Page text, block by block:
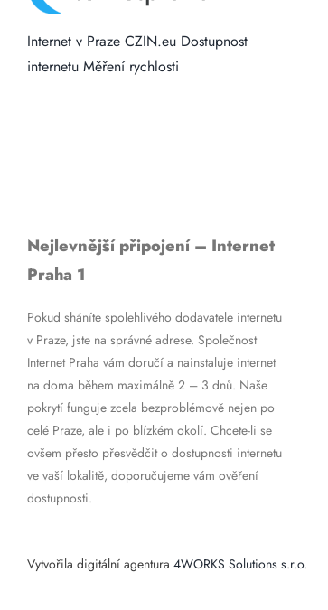
Internet v Praze CZIN.eu Dostupnost
internetu Měření rychlosti
Nejlevnější připojení – Internet
Praha 1
Pokud sháníte spolehlivého dodavatele internetu
v Praze, jste na správné adrese. Společnost
Internet Praha vám doručí a nainstaluje internet
na doma během maximálně 2 – 3 dnů. Naše
pokrytí funguje zcela bezproblémově nejen po
celé Praze, ale i po blízkém okolí. Chcete-li se
ovšem přesto přesvědčit o dostupnosti internetu
ve vaší lokalitě, doporučujeme vám ověření
dostupnosti.
Vytvořila digitální agentura 4WORKS Solutions s.r.o.